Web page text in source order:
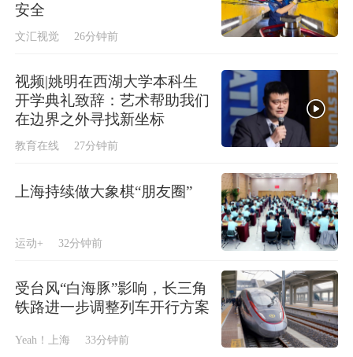
安全
文汇视觉 26分钟前
视频|姚明在西湖大学本科生
开学典礼致辞：艺术帮助我们
在边界之外寻找新坐标
教育在线 27分钟前
上海持续做大象棋“朋友圈”
运动+ 32分钟前
受台风“白海豚”影响，长三角
铁路进一步调整列车开行方案
Yeah！上海 33分钟前